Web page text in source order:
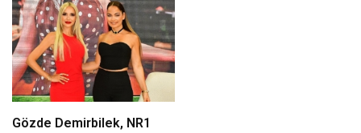
Cansever’e Duygusal Veda
Gözde Demirbilek, NR1